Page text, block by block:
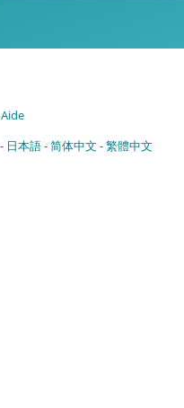
Aide
日本語 简体中文 繁體中文